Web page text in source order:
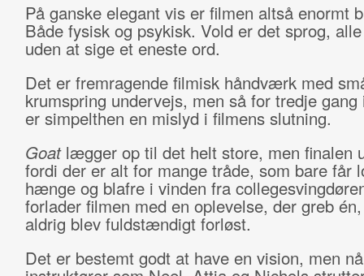
På ganske elegant vis er filmen altså enormt
Både fysisk og psykisk. Vold er det sprog,
uden at sige et eneste ord.
Det er fremragende filmisk håndværk med
krumspring undervejs, men så for tredje gang
er simpelthen en mislyd i filmens slutning.
Goatlægger op til det helt store, men finalen
fordi der er alt for mange tråde, som bare får
hænge og blafre i vinden fra
forlader filmen med en oplevelse, der greb
aldrig blev fuldstændigt forløst.
Det er bestemt godt at have en vision, men